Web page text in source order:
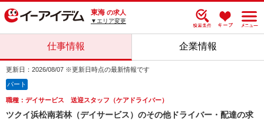
東海 の求人
▼エリア変更
仕事情報 企業情報
更新日：2026/08/07 ※更新日時点の最新情報です
パート
職種：デイサービス 送迎スタッフ（ケアドライバー）
ツクイ浜松南若林（デイサービス）のその他ドライバー・配達の求